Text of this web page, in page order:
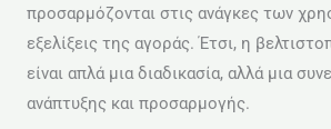
προσαρμόζονται στις ανάγκες των
εξελίξεις της αγοράς. Έτσι, η
είναι απλά μια διαδικασία, αλλά μια
ανάπτυξης και προσαρμογής.